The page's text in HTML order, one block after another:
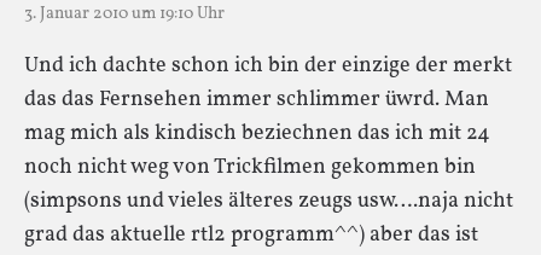
3. Januar 2010 um 19:10 Uhr
Und ich dachte schon ich bin der einzige der merkt
das das Fernsehen immer schlimmer üwrd. Man
mag mich als kindisch beziechnen das ich mit 24
noch nicht weg von Trickfilmen gekommen bin
(simpsons und vieles älteres zeugs usw….naja nicht
grad das aktuelle rtl2 programm^^) aber das ist